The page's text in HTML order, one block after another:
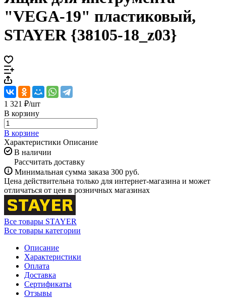
"VEGA-19" пластиковый,
STAYER {38105-18_z03}
1 321 ₽/шт
В корзину
В корзине
Характеристики Описание
В наличии
Рассчитать доставку
Минимальная сумма заказа 300 руб.
Цена действительна только для интернет-магазина и может
отличаться от цен в розничных магазинах
Все товары STAYER
Все товары категории
Описание
Характеристики
Оплата
Доставка
Сертификаты
Отзывы